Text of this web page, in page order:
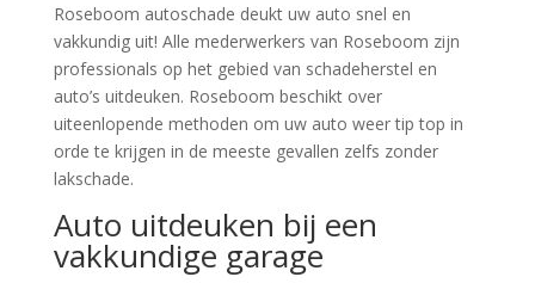
Roseboom autoschade deukt uw auto snel en
vakkundig uit! Alle mederwerkers van Roseboom zijn
professionals op het gebied van schadeherstel en
auto’s uitdeuken. Roseboom beschikt over
uiteenlopende methoden om uw auto weer tip top in
orde te krijgen in de meeste gevallen zelfs zonder
lakschade.
Auto uitdeuken bij een
vakkundige garage